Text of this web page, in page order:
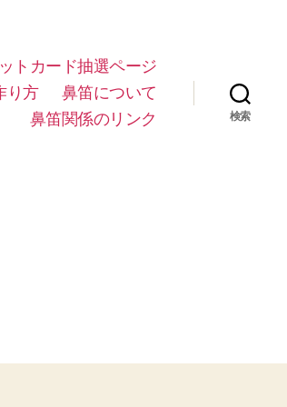
トカード抽選ページ
り方
鼻笛について
鼻笛関係のリンク
検索